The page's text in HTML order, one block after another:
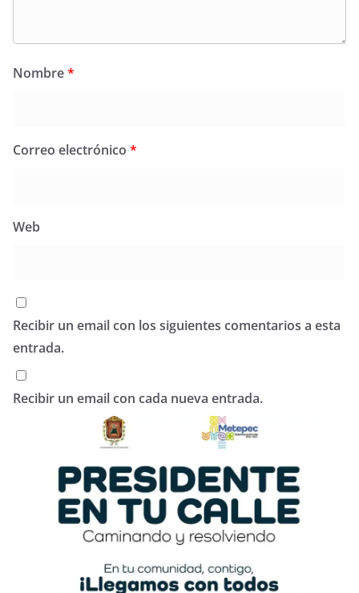
Nombre*
Correo electrónico *
Web
Recibir un email con los siguientes comentarios a esta
entrada.
Recibir un email con cada nueva entrada.